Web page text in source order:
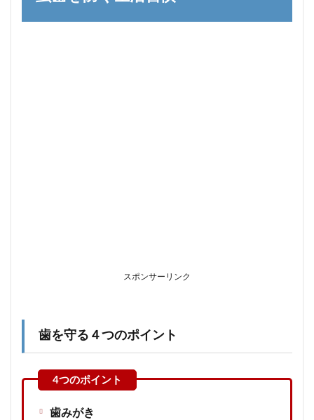
1.1
スポンサーリンク
歯を守る４つのポイント
歯みがき